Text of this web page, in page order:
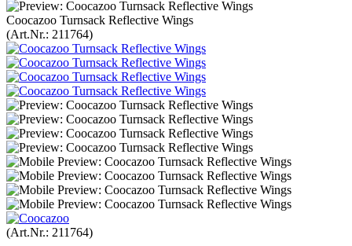
Coocazoo Turnsack Reflective Wings
(Art.Nr.: 211764)
(Art.Nr.: 211764)